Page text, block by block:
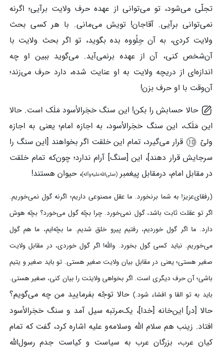
تجلّی می‌شود، تو می‌توانی از عهده حرف ولایت برآیی؛ اگرنه
نمی‌توانی برآیی. آقاجان! تویش می‌مانی. با هر کسی بحث
ولایت کردی، به آن جِلُووه بده بگوید، تو اگر بحث ولایت با
آن‌شخص کنی، آن از عهده برنمی‌آید. می‌گوید ببین او چه
اندازه‌ای از دریچه ولایت به او عنایت شده، دارد حرف می‌زند؛
آن‌وقت با او حرف بزن!
حالا حسابش را بکن! این سنگ حَجَرالأسود مَلَک است. حالا
این مَلَک، این سنگ حَجَرالأسود، به اجازه امام؛ یعنی به اجازه
ولیّ
قرار می‌گیرد، تمام این خلقت اگر بخواهند [این سنگ را
سرجایش قرار دهند]، این [سنگ] آرام ندارد؛ چون‌که تمام خلقت
در مقابل امام، درمقابل پیغمبر (صلی‌الله‌علیه‌وآله)، حیوان هستند!
(رفقای‌عزیز! به شما برنخورد. ما عقل مصنوعی داریم؛ اگرنه گول نمی‌خوریم.
اگر تو عقلت ثابت باشد، گول نمی‌خورد. چرا بچّه گول می‌خورد؟ بچّه هوش
دارد. ما اگر گول خوردیم، رفتیم پیرو خلق شدیم. ما بچّه‌ایم، ما هم گول
می‌خوریم. نباید کسی گول بخورد. والله! اگر گول خوردی، در مقابل ولایت
صغیر هستی؛ یعنی در مقابل بیان ولایت صغیر هستی. تو باید صغیر و یتیم
باشی؛ آن حرف دیگری است. اگر بخواهی ولایتت را بیان کنی، صغیر هستی.
باید به تو القا و افشاء شود.) حالا توجّه بفرمایید من چه می‌گویم؟
حالا [در] این‌خانه [خدا]، یک‌مرتبه سیل آمد و سنگ حَجَرالأسود
افتاد. زینب هم سلام الله وسلامه‌و علیه اشاره کرد، گفت که تمام
کیان عرب، بزرگان عرب به سیاست و کیاست جدم رسول‌الله